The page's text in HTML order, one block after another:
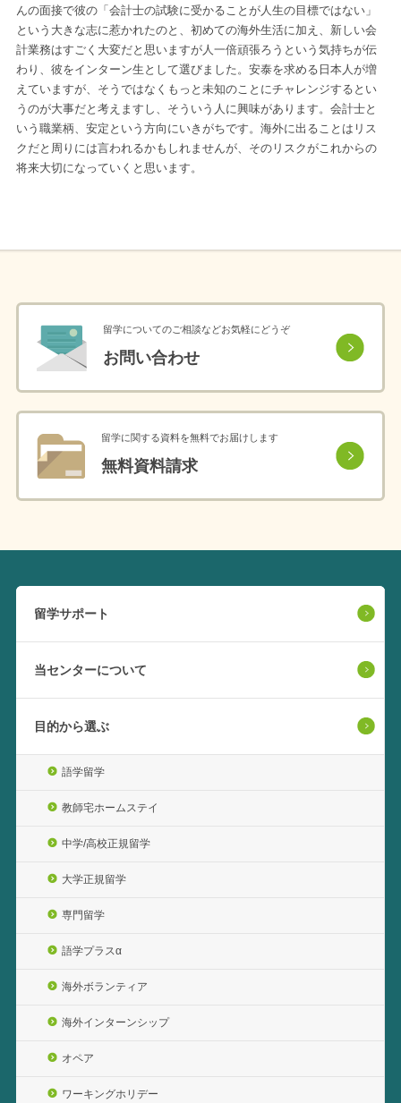
んの面接で彼の「会計士の試験に受かることが人生の目標ではない」
という大きな志に惹かれたのと、初めての海外生活に加え、新しい会
計業務はすごく大変だと思いますが人一倍頑張ろうという気持ちが伝
わり、彼をインターン生として選びました。安泰を求める日本人が増
えていますが、そうではなくもっと未知のことにチャレンジするとい
うのが大事だと考えますし、そういう人に興味があります。会計士と
いう職業柄、安定という方向にいきがちです。海外に出ることはリス
クだと周りには言われるかもしれませんが、そのリスクがこれからの
将来大切になっていくと思います。
留学についてのご相談などお気軽にどうぞ
お問い合わせ
留学に関する資料を無料でお届けします
無料資料請求
留学サポート
当センターについて
目的から選ぶ
語学留学
教師宅ホームステイ
中学/高校正規留学
大学正規留学
専門留学
語学プラスα
海外ボランティア
海外インターンシップ
オペア
ワーキングホリデー